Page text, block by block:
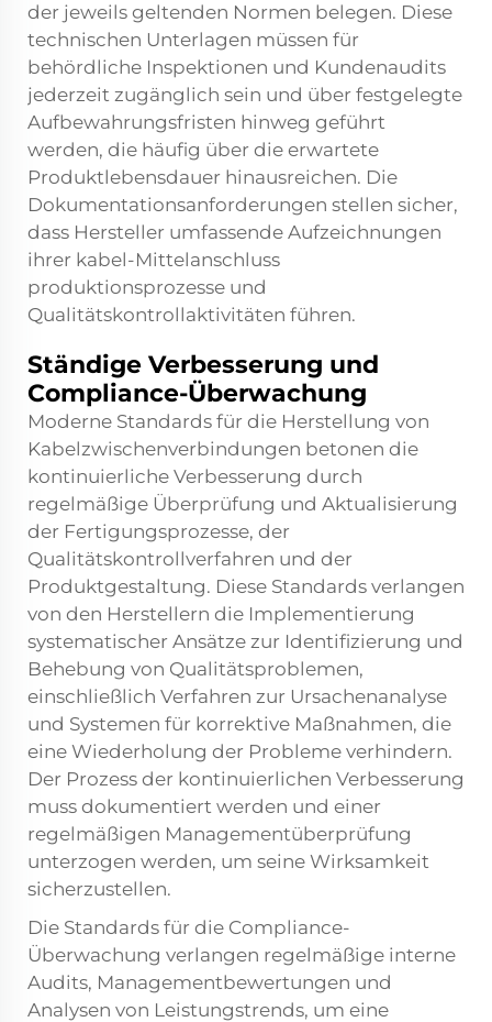
der jeweils geltenden Normen belegen. Diese
technischen Unterlagen müssen für
behördliche Inspektionen und Kundenaudits
jederzeit zugänglich sein und über festgelegte
Aufbewahrungsfristen hinweg geführt
werden, die häufig über die erwartete
Produktlebensdauer hinausreichen. Die
Dokumentationsanforderungen stellen sicher,
dass Hersteller umfassende Aufzeichnungen
ihrer kabel-Mittelanschluss
produktionsprozesse und
Qualitätskontrollaktivitäten führen.
Ständige Verbesserung und
Compliance-Überwachung
Moderne Standards für die Herstellung von
Kabelzwischenverbindungen betonen die
kontinuierliche Verbesserung durch
regelmäßige Überprüfung und Aktualisierung
der Fertigungsprozesse, der
Qualitätskontrollverfahren und der
Produktgestaltung. Diese Standards verlangen
von den Herstellern die Implementierung
systematischer Ansätze zur Identifizierung und
Behebung von Qualitätsproblemen,
einschließlich Verfahren zur Ursachenanalyse
und Systemen für korrektive Maßnahmen, die
eine Wiederholung der Probleme verhindern.
Der Prozess der kontinuierlichen Verbesserung
muss dokumentiert werden und einer
regelmäßigen Managementüberprüfung
unterzogen werden, um seine Wirksamkeit
sicherzustellen.
Die Standards für die Compliance-
Überwachung verlangen regelmäßige interne
Audits, Managementbewertungen und
Analysen von Leistungstrends, um eine